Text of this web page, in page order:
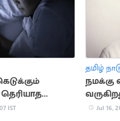
IST
தமிழ்
Jul 16,